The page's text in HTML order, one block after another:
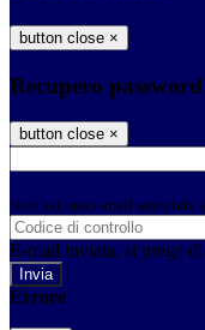
button close ×
Recupero password
button close ×
Non hai una e-mail associata
E-mail inviata, si prega
Errore